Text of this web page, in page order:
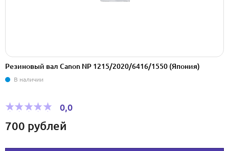
Резиновый вал Canon NP 1215/2020/6416/1550 (Япония)
В наличии
0,0
700 рублей